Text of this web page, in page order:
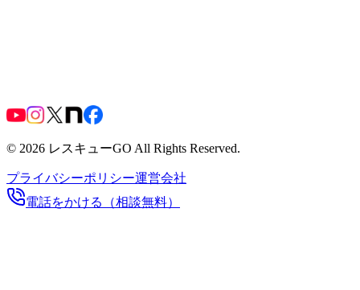
© 2026 レスキューGO All Rights Reserved.
プライバシーポリシー運営会社
電話をかける（相談無料）